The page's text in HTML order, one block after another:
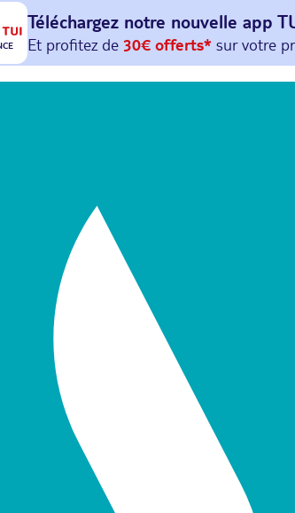
Téléchargez notre nouvelle app
Et profitez de 30€ offerts*sur votre
avec le code : HAPPYAPP